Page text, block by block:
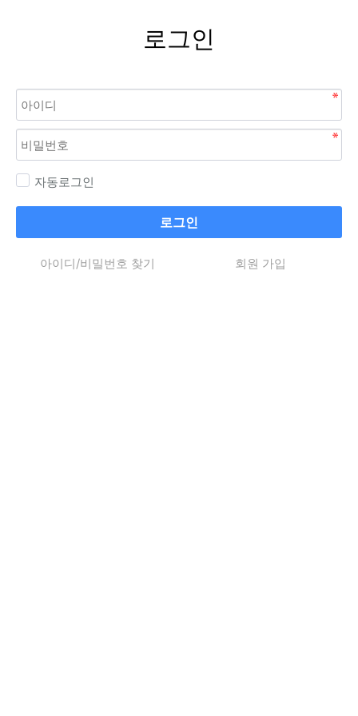
로그인
자동로그인
로그인
아이디/비밀번호 찾기 회원 가입